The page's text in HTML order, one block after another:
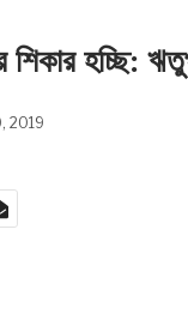
হচ্ছি:
2019